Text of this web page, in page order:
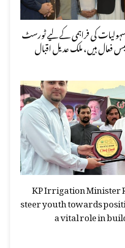
کی فراہمی کے لیے ٹورسٹ
فعال ہیں، ملک عدیل اقبال
KP Irrigation Minister
steer youth towards
a vital role in